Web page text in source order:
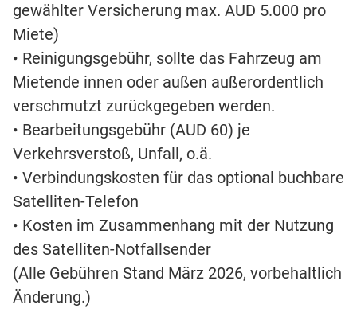
gewählter Versicherung max. AUD 5.000 pro
Miete)
• Reinigungsgebühr, sollte das Fahrzeug am
Mietende innen oder außen außerordentlich
verschmutzt zurückgegeben werden.
• Bearbeitungsgebühr (AUD 60) je
Verkehrsverstoß, Unfall, o.ä.
• Verbindungskosten für das optional buchbare
Satelliten-Telefon
• Kosten im Zusammenhang mit der Nutzung
des Satelliten-Notfallsender
(Alle Gebühren Stand März 2026, vorbehaltlich
Änderung.)